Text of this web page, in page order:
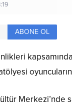
ABONE OL